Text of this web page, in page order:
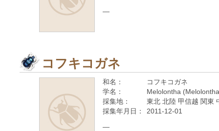
—
コフキコガネ
和名：
コフキコガネ
学名：
Melolontha
採集地：
東北 北陸 甲信越 関東
採集年月日：
2011-12-01
—